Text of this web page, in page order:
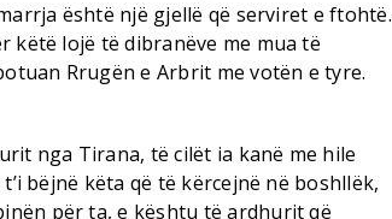
është një gjellë që serviret e ftohtë.
këtë lojë të dibranëve me mua të
Rrugën e Arbrit me votën e tyre.
nga Tirana, të cilët ia kanë me hile
bëjnë këta që të kërcejnë në boshllëk,
për ta, e kështu të ardhurit që